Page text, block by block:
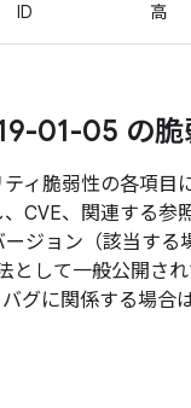
ID 高
01-05 の
ィ脆弱性の各項目
CVE、関連する参照
ジョン（該当す
して一般公開さ
グに関係する場合